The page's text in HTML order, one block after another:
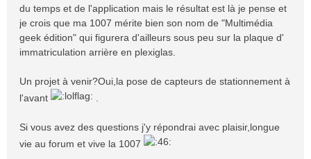
du temps et de l'application mais le résultat est là je pense et
je crois que ma 1007 mérite bien son nom de "Multimédia
geek édition" qui figurera d'ailleurs sous peu sur la plaque d'
immatriculation arrière en plexiglas.
Un projet à venir?Oui,la pose de capteurs de stationnement à
l'avant
Si vous avez des questions j'y répondrai avec plaisir,longue
vie au forum et vive la 1007